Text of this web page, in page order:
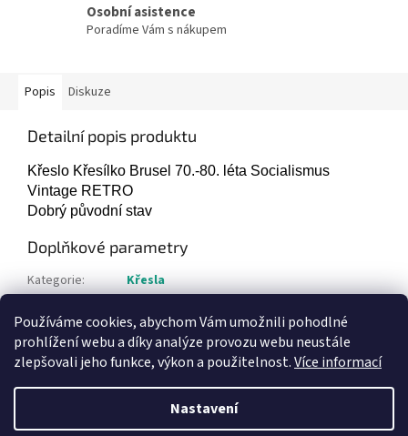
Používáme cookies, abychom Vám umožnili pohodlné
prohlížení webu a díky analýze provozu webu neustále
zlepšovali jeho funkce, výkon a použitelnost.Více informací
Nastavení
Osobní asistence
Poradíme Vám s nákupem
Popis Diskuze
Detailní popis produktu
Křeslo Křesílko Brusel 70.-80. léta Socialismus
Vintage RETRO
Dobrý původní stav
Doplňkové parametry
Kategorie:
Křesla
Položka byla vyprodána…
Vytvořil Shoptet